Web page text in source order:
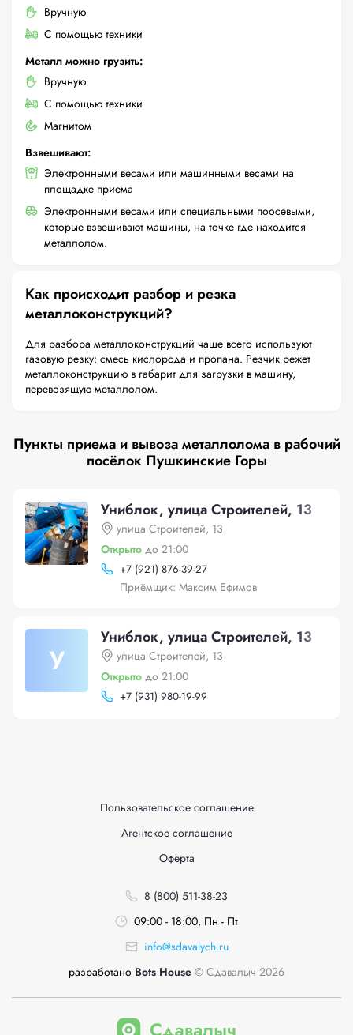
Вручную
С помощью техники
Металл можно грузить:
Вручную
С помощью техники
Магнитом
Взвешивают:
Электронными весами или машинными весами на
площадке приема
Электронными весами или специальными поосевыми,
которые взвешивают машины, на точке где находится
металлолом.
Как происходит разбор и резка
металлоконструкций?
Для разбора металлоконструкций чаще всего используют
газовую резку: смесь кислорода и пропана. Резчик режет
металлоконструкцию в габарит для загрузки в машину,
перевозящую металлолом.
Пункты приема и вывоза металлолома в рабочий
посёлок Пушкинские Горы
Униблок, улица Строителей, 13
улица Строителей, 13
Открыто до 21:00
+7 (921) 876-39-27
Приёмщик: Максим Ефимов
У
Униблок, улица Строителей, 13
улица Строителей, 13
Открыто до 21:00
+7 (931) 980-19-99
Пользовательское соглашение
Агентское соглашение
Оферта
8 (800) 511-38-23
09:00 - 18:00, Пн - Пт
info@sdavalych.ru
разработано Bots House © Сдавалыч 2026